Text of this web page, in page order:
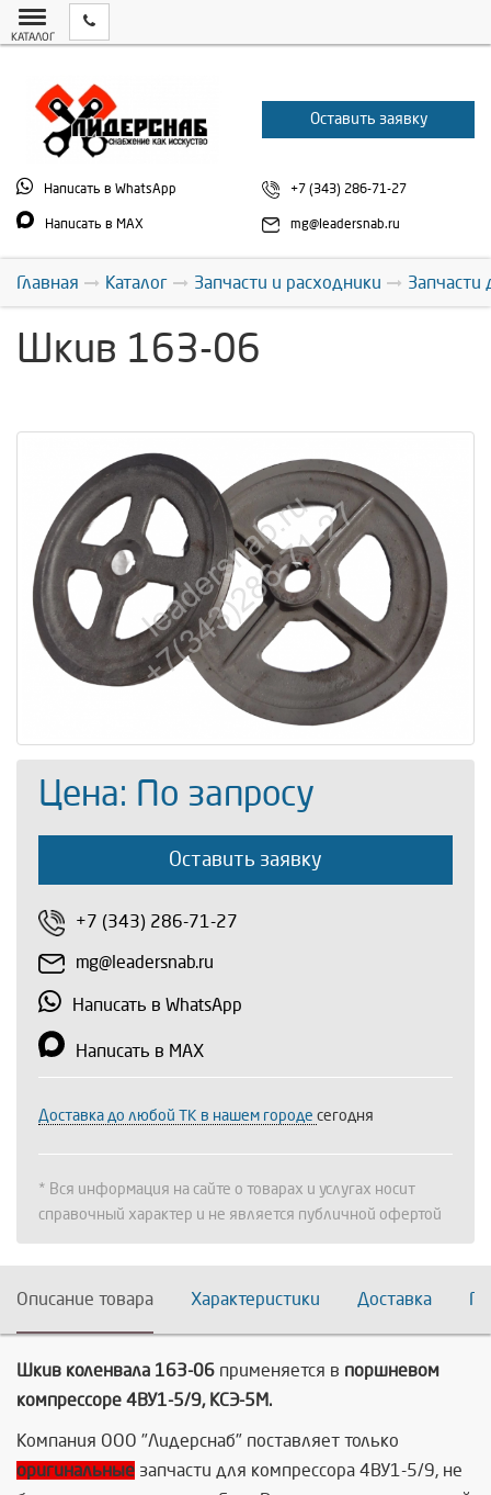
КАТАЛОГ
Оставить заявку
Написать в WhatsApp
Написать в MAX
+7 (343) 286-71-27
mg@leadersnab.ru
Главная Каталог Запчасти и расходники Запчасти
Шкив 163-06
Цена: По запросу
Оставить заявку
+7 (343) 286-71-27
mg@leadersnab.ru
Написать в WhatsApp
Написать в MAX
Доставка до любой ТК в нашем городе сегодня
* Вся информация на сайте о товарах и услугах носит
справочный характер и не является публичной офертой
Описание товара Характеристики Доставка
Шкив коленвала 163-06 применяется в поршневом
компрессоре 4ВУ1-5/9, КСЭ-5М.
Компания ООО "Лидерснаб" поставляет только
оригинальные запчасти для компрессора 4ВУ1-5/9, не